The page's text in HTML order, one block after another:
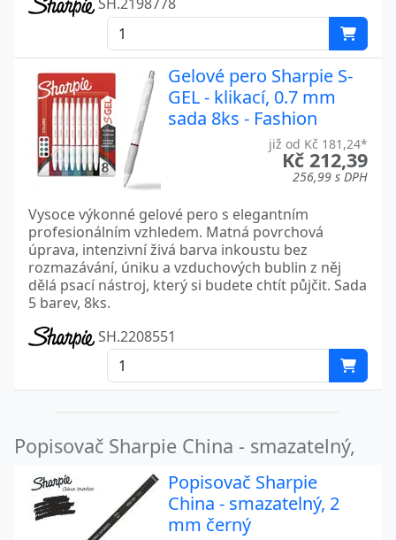
SH.2198778
Gelové pero Sharpie S-
GEL - klikací, 0.7 mm
sada 8ks - Fashion
již od Kč 181,24*
Kč 212,39
256,99 s DPH
Vysoce výkonné gelové pero s elegantním
profesionálním vzhledem. Matná povrchová
úprava, intenzivní živá barva inkoustu bez
rozmazávání, úniku a vzduchových bublin z něj
dělá psací nástroj, který si budete chtít půjčit. Sada
5 barev, 8ks.
SH.2208551
Popisovač Sharpie China - smazatelný,
Popisovač Sharpie
China - smazatelný, 2
mm černý